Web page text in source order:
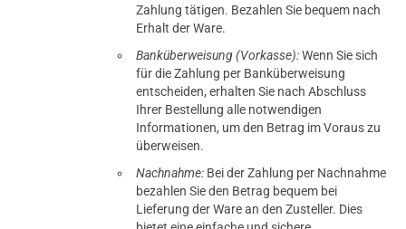
Zahlung tätigen. Bezahlen Sie bequem nach
Erhalt der Ware.
Banküberweisung (Vorkasse):Wenn Sie sich
für die Zahlung per Banküberweisung
entscheiden, erhalten Sie nach Abschluss
Ihrer Bestellung alle notwendigen
Informationen, um den Betrag im Voraus zu
überweisen.
Nachnahme: Bei der Zahlung per Nachnahme
bezahlen Sie den Betrag bequem bei
Lieferung der Ware an den Zusteller. Dies